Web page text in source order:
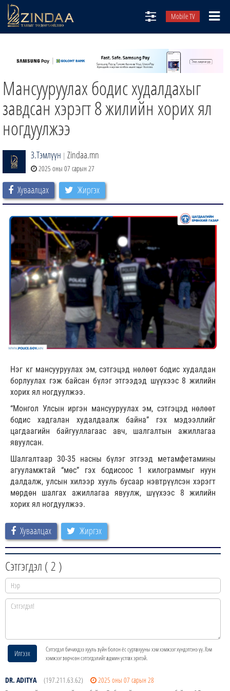
Mobile TV
ТВ8
ӨГЛӨӨНИЙ СОНИН
АУДИО ЗОХИОЛ
ЗИНДАА СЭТГҮҮЛ
Мансууруулах бодис худалдахыг
завдсан хэрэгт 8 жилийн хорих ял
ногдуулжээ
З.Тэмлүүн | Zindaa.mn
2025 оны 07 сарын 27
Хуваалцах Жиргэх
Нэг кг мансууруулах эм, сэтгэцэд нөлөөт бодис худалдан
борлуулах гэж байсан бүлэг этгээдэд шүүхээс 8 жилийн
хорих ял ногдуулжээ.
“Монгол Улсын иргэн мансууруулах эм, сэтгэцэд нөлөөт
бодис хадгалан худалдаалж байна” гэх мэдээллийг
цагдаагийн байгууллагаас авч, шалгалтын ажиллагаа
явуулсан.
Шалгалтаар 30-35 насны бүлэг этгээд метамфетамины
агууламжтай “мөс” гэх бодисоос 1 килограммыг нуун
далдалж, улсын хилээр хууль бусаар нэвтрүүлсэн хэрэгт
мөрдөн шалгах ажиллагаа явуулж, шүүхээс 8 жилийн
хорих ял ногдуулжээ.
Хуваалцах Жиргэх
Сэтгэгдэл (2 )
Илгээх
Сэтгэгдэл бичихдээ хууль зүйн болон ёс суртахууны хэм хэмжээг хүндэтгэнэ үү. Хэм
хэмжээг зөрчсөн сэтгэгдэлийг админ устгах эрхтэй.
DR. ADITYA (197.211.63.62)
2025 оны 07 сарын 28